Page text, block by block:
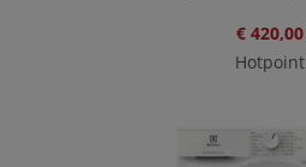
€ 420,00
Hotpoint